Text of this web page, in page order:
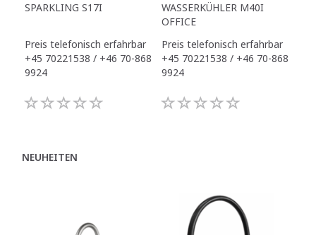
SPARKLING S17I
Preis telefonisch erfahrbar
+45 70221538 / +46 70-868
9924
WASSERKÜHLER M40I
OFFICE
Preis telefonisch erfahrbar
+45 70221538 / +46 70-868
9924
NEUHEITEN